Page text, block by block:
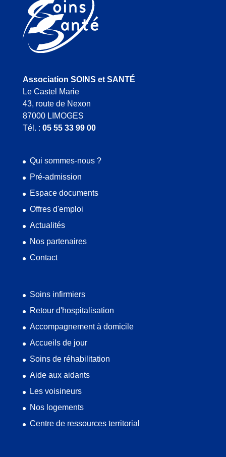
Association SOINS et SANTÉ
Le Castel Marie
43, route de Nexon
87000 LIMOGES
Tél. : 05 55 33 99 00
Qui sommes-nous ?
Pré-admission
Espace documents
Offres d'emploi
Actualités
Nos partenaires
Contact
Soins infirmiers
Retour d'hospitalisation
Accompagnement à domicile
Accueils de jour
Soins de réhabilitation
Aide aux aidants
Les voisineurs
Nos logements
Centre de ressources territorial